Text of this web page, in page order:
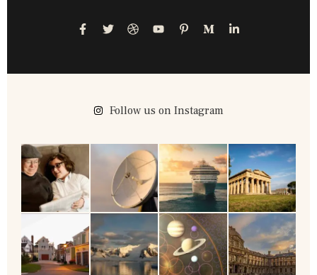
Follow us on Instagram